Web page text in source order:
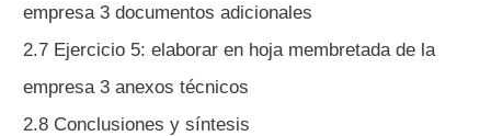
empresa 3 documentos adicionales
2.7 Ejercicio 5: elaborar en hoja membretada de la
empresa 3 anexos técnicos
2.8 Conclusiones y síntesis